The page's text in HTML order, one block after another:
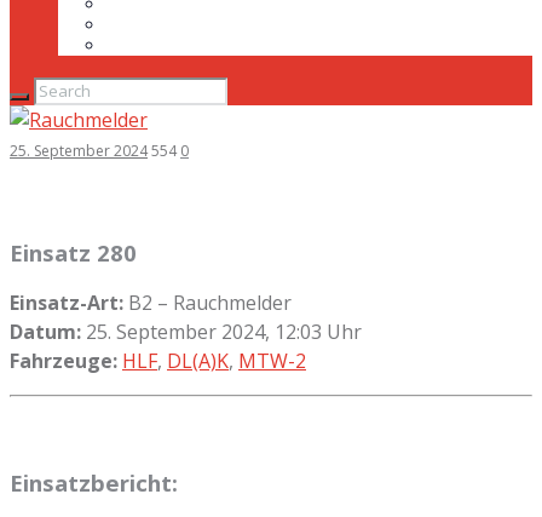
25. September 2024554 0
Einsatz 280
Einsatz-Art: B2 – Rauchmelder
Datum: 25. September 2024, 12:03 Uhr
Fahrzeuge: HLF, DL(A)K, MTW-2
Einsatzbericht: